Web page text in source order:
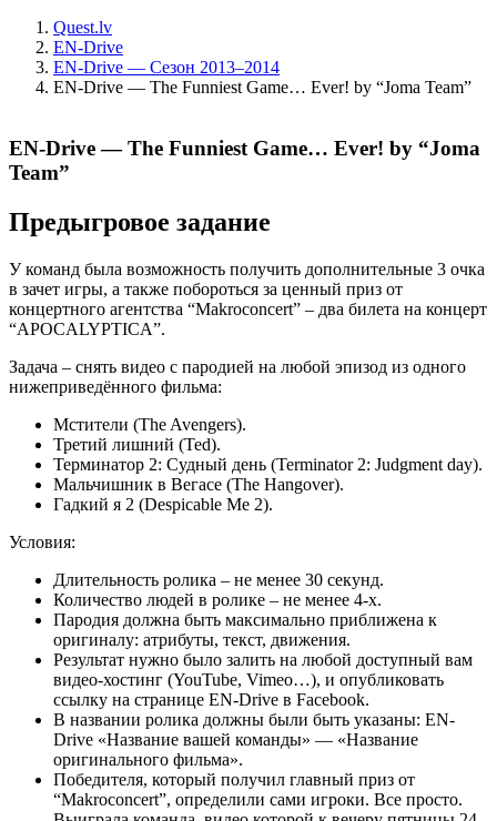
Quest.lv
EN-Drive
EN-Drive — Сезон 2013–2014
EN-Drive — The Funniest Game… Ever! by “Joma Team”
EN-Drive — The Funniest Game… Ever! by “Joma
Team”
Предыгровое задание
У команд была возможность получить дополнительные 3 очка
в зачет игры, а также побороться за ценный приз от
концертного агентства “Makroconcert” – два билета на концерт
“APOCALYPTICA”.
Задача – снять видео с пародией на любой эпизод из одного
нижеприведённого фильма:
Мстители (The Avengers).
Третий лишний (Ted).
Терминатор 2: Судный день (Terminator 2: Judgment day).
Мальчишник в Вегасе (The Hangover).
Гадкий я 2 (Despicable Me 2).
Условия:
Длительность ролика – не менее 30 секунд.
Количество людей в ролике – не менее 4-х.
Пародия должна быть максимально приближена к
оригиналу: атрибуты, текст, движения.
Результат нужно было залить на любой доступный вам
видео-хостинг (YouTube, Vimeo…), и опубликовать
ссылку на странице EN-Drive в Facebook.
В названии ролика должны были быть указаны: EN-
Drive «Название вашей команды» — «Название
оригинального фильма».
Победителя, который получил главный приз от
“Makroconcert”, определили сами игроки. Все просто.